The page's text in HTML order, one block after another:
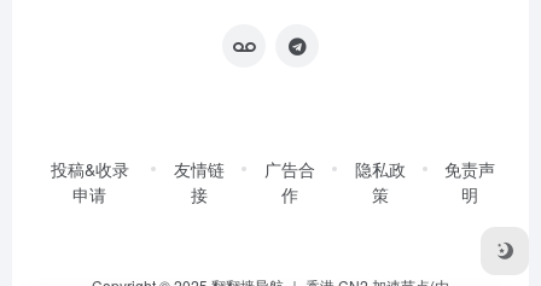
投稿&收录
申请
友情链
接
广告合
作
隐私政
策
免责声
明